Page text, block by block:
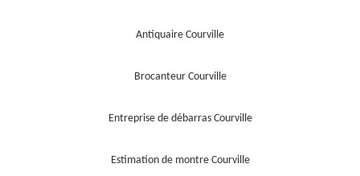
Antiquaire Courville
Brocanteur Courville
Entreprise de débarras Courville
Estimation de montre Courville